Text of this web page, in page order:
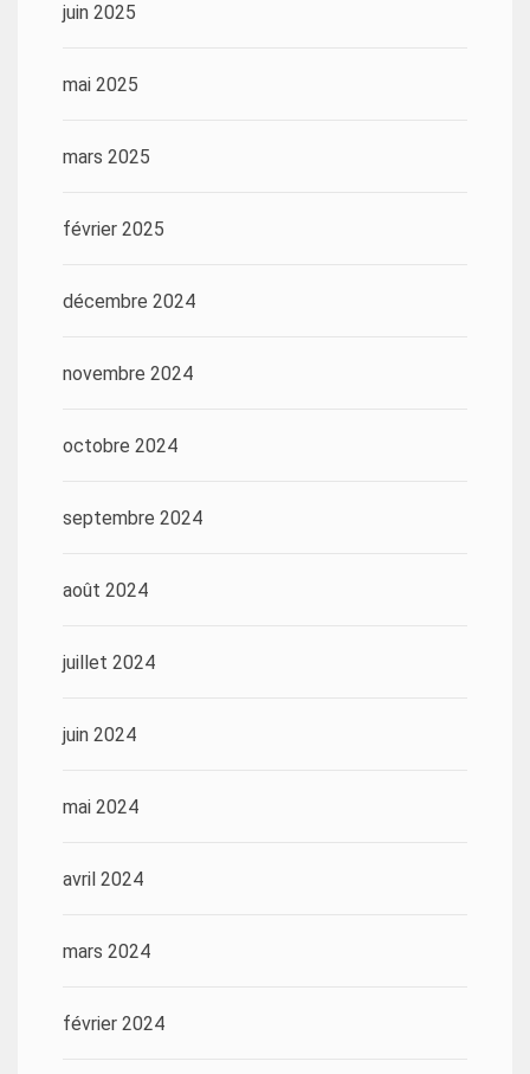
juin 2025
mai 2025
mars 2025
février 2025
décembre 2024
novembre 2024
octobre 2024
septembre 2024
août 2024
juillet 2024
juin 2024
mai 2024
avril 2024
mars 2024
février 2024